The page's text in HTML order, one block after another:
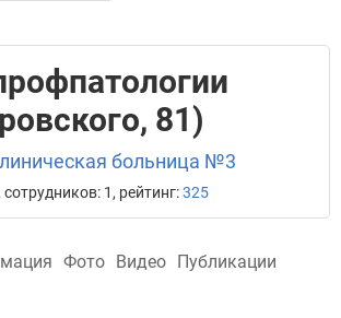
81)
больница №3
1, рейтинг:325
Фото Видео Публикации